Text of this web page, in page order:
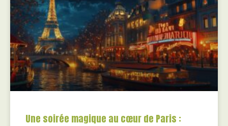
Une soirée magique au cœur de Paris :